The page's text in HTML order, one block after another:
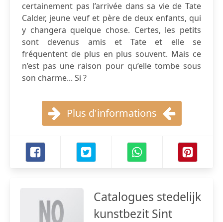
certainement pas l’arrivée dans sa vie de Tate
Calder, jeune veuf et père de deux enfants, qui
y changera quelque chose. Certes, les petits
sont devenus amis et Tate et elle se
fréquentent de plus en plus souvent. Mais ce
n’est pas une raison pour qu’elle tombe sous
son charme... Si ?
Plus d'informations
Catalogues stedelijk
kunstbezit Sint